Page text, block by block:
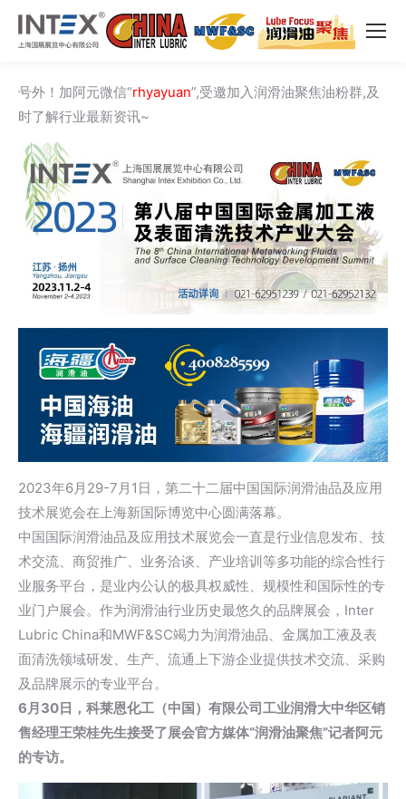
号外！加阿元微信“rhyayuan”,受邀加入润滑油聚焦油粉群,及
时了解行业最新资讯~
2023年6月29-7月1日，第二十二届中国国际润滑油品及应用
技术展览会在上海新国际博览中心圆满落幕。
中国国际润滑油品及应用技术展览会一直是行业信息发布、技
术交流、商贸推广、业务洽谈、产业培训等多功能的综合性行
业服务平台，是业内公认的极具权威性、规模性和国际性的专
业门户展会。作为润滑油行业历史最悠久的品牌展会，Inter
Lubric China和MWF&SC竭力为润滑油品、金属加工液及表
面清洗领域研发、生产、流通上下游企业提供技术交流、采购
及品牌展示的专业平台。
6月30日，科莱恩化工（中国）有限公司工业润滑大中华区销
售经理王荣桂先生接受了展会官方媒体“润滑油聚焦”记者阿元
的专访。